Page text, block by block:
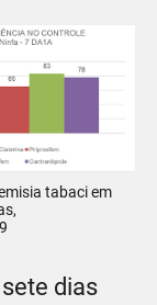
tabaci em
dias